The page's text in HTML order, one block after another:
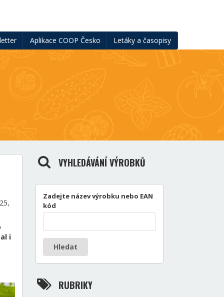
Aplikace COOP Česko Letáky a časopisy
i
VYHLEDÁVÁNÍ VÝROBKŮ
Zadejte název výrobku nebo EAN
kód
Hledat
RUBRIKY